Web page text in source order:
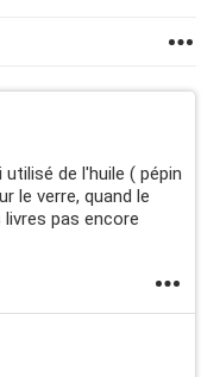
de l'huile ( pépin
le verre, quand le
pas encore